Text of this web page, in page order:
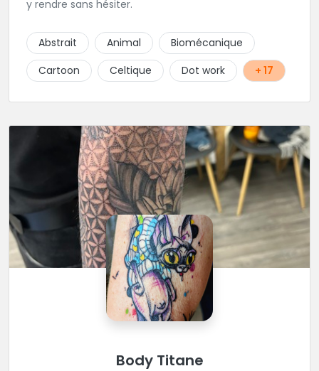
y rendre sans hésiter.
Abstrait Animal
Biomécanique
Cartoon
Celtique Dot work + 17
Body Titane